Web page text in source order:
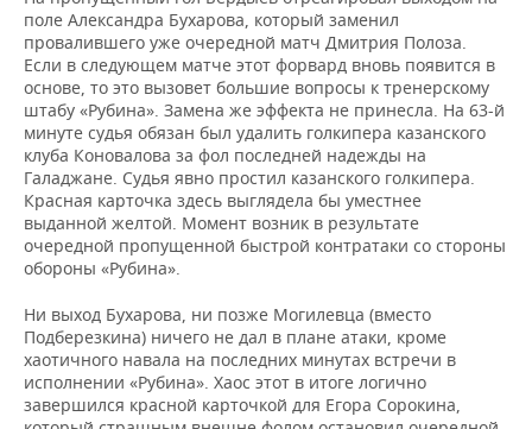
поле Александра Бухарова, который заменил
провалившего уже очередной матч Дмитрия Полоза.
Если в следующем матче этот форвард вновь появится в
основе, то это вызовет большие вопросы к тренерскому
штабу «Рубина». Замена же эффекта не принесла. На 63-й
минуте судья обязан был удалить голкипера казанского
клуба Коновалова за фол последней надежды на
Галаджане. Судья явно простил казанского голкипера.
Красная карточка здесь выглядела бы уместнее
выданной желтой. Момент возник в результате
очередной пропущенной быстрой контратаки со стороны
обороны «Рубина».
Ни выход Бухарова, ни позже Могилевца (вместо
Подберезкина) ничего не дал в плане атаки, кроме
хаотичного навала на последних минутах встречи в
исполнении «Рубина». Хаос этот в итоге логично
завершился красной карточкой для Егора Сорокина,